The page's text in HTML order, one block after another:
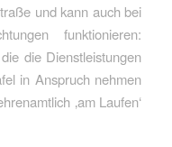
und kann auch bei
funktionieren:
die Dienstleistungen
in Anspruch nehmen
‚am Laufen‘